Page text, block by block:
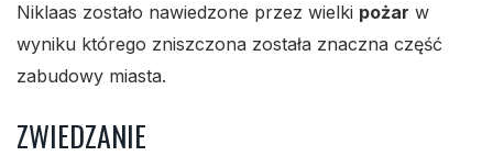
Niklaas zostało nawiedzone przez wielki pożar w
wyniku którego zniszczona została znaczna część
zabudowy miasta.
ZWIEDZANIE